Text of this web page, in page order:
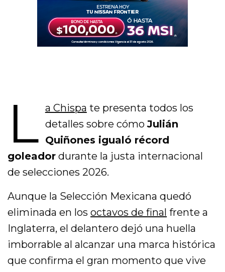
L a Chispa te presenta todos los
detalles sobre cómoJulián
Quiñones igualó récord
goleador durante la justa internacional
de selecciones 2026.
Aunque la Selección Mexicana quedó
eliminada en losoctavos de final frente a
Inglaterra, el delantero dejó una huella
imborrable al alcanzar una marca histórica
que confirma el gran momento que vive